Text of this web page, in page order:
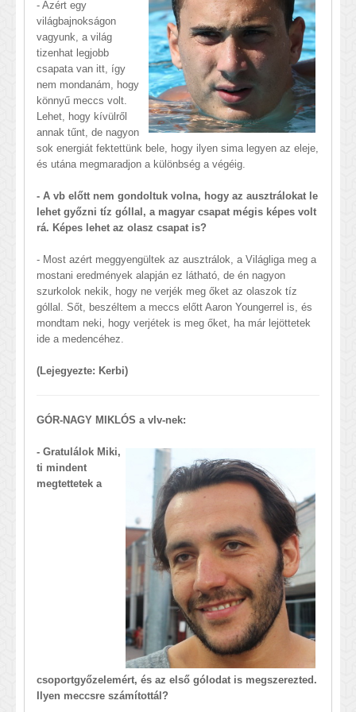
- Azért egy
világbajnokságon
vagyunk, a világ
tizenhat legjobb
csapata van itt, így
nem mondanám, hogy
könnyű meccs volt.
Lehet, hogy kívülről
annak tűnt, de nagyon
sok energiát fektettünk bele, hogy ilyen sima legyen az eleje,
és utána megmaradjon a különbség a végéig.
- A vb előtt nem gondoltuk volna, hogy az ausztrálokat le
lehet győzni tíz góllal, a magyar csapat mégis képes volt
rá. Képes lehet az olasz csapat is?
- Most azért meggyengültek az ausztrálok, a Világliga meg a
mostani eredmények alapján ez látható, de én nagyon
szurkolok nekik, hogy ne verjék meg őket az olaszok tíz
góllal. Sőt, beszéltem a meccs előtt Aaron Youngerrel is, és
mondtam neki, hogy verjétek is meg őket, ha már lejöttetek
ide a medencéhez.
(Lejegyezte: Kerbi)
GÓR-NAGY MIKLÓS a vlv-nek:
- Gratulálok Miki,
ti mindent
megtettetek a
csoportgyőzelemért, és az első gólodat is megszerezted.
Ilyen meccsre számítottál?